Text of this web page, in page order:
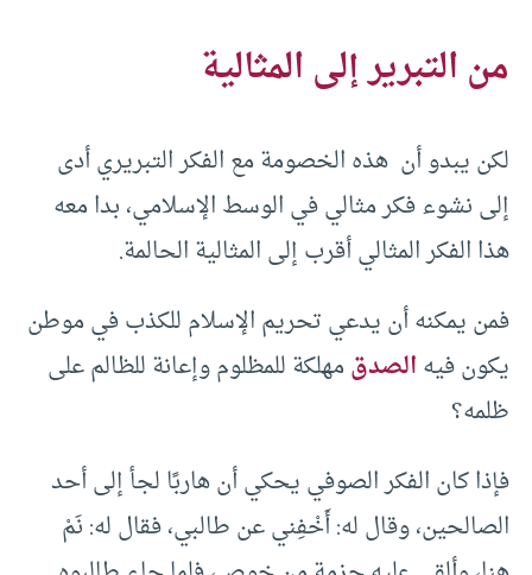
من التبرير إلى المثالية
لكن يبدو أن هذه الخصومة مع الفكر التبريري أدى
إلى نشوء فكر مثالي في الوسط الإسلامي، بدا معه
هذا الفكر المثالي أقرب إلى المثالية الحالمة.
فمن يمكنه أن يدعي تحريم الإسلام للكذب في موطن
يكون فيهالصدقمهلكة للمظلوم وإعانة للظالم على
ظلمه؟
فإذا كان الفكر الصوفي يحكي أن هاربًا لجأ إلى أحد
الصالحين، وقال له: أَخْفِني عن طالبي، فقال له: نَمْ